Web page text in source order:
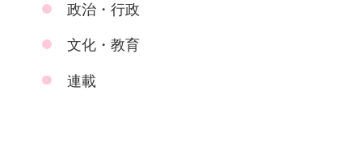
政治・行政
文化・教育
連載